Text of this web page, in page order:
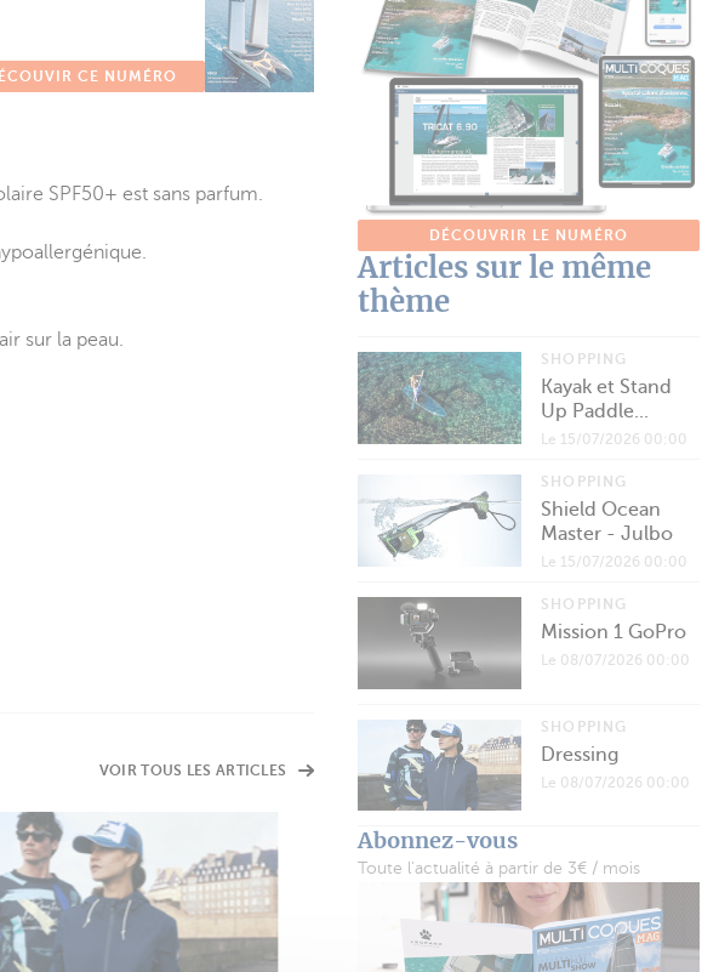
CE NUMÉRO
SPF50+ est sans parfum.
sur la peau.
VOIR TOUS LES ARTICLES
SHOPPING
Supmaran
Un paddle + un paddle = un catamaran !
DÉCOUVRIR LE NUMÉRO
Articles sur le même
thème
SHOPPING
Kayak et Stand
Up Paddle...
Le 15/07/2026 00:00
SHOPPING
Shield Ocean
Master - Julbo
Le 15/07/2026 00:00
SHOPPING
Mission 1 GoPro
Le 08/07/2026 00:00
SHOPPING
Dressing
Le 08/07/2026 00:00
Abonnez-vous
Toute l'actualité à partir de 3€ / mois